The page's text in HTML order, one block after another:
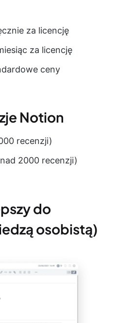
za licencję
za licencję
ceny
Notion
recenzji)
2000 recenzji)
do
osobistą)